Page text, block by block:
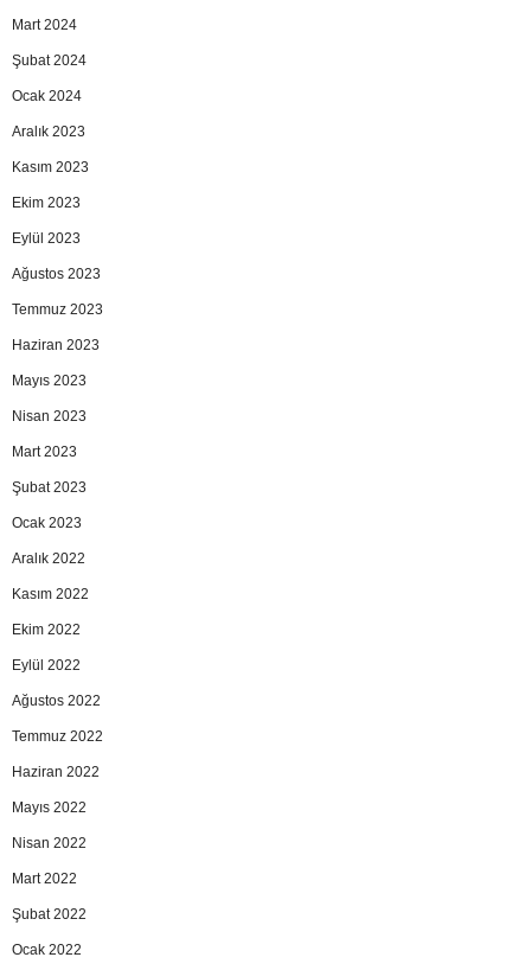
Mart 2024
Şubat 2024
Ocak 2024
Aralık 2023
Kasım 2023
Ekim 2023
Eylül 2023
Ağustos 2023
Temmuz 2023
Haziran 2023
Mayıs 2023
Nisan 2023
Mart 2023
Şubat 2023
Ocak 2023
Aralık 2022
Kasım 2022
Ekim 2022
Eylül 2022
Ağustos 2022
Temmuz 2022
Haziran 2022
Mayıs 2022
Nisan 2022
Mart 2022
Şubat 2022
Ocak 2022